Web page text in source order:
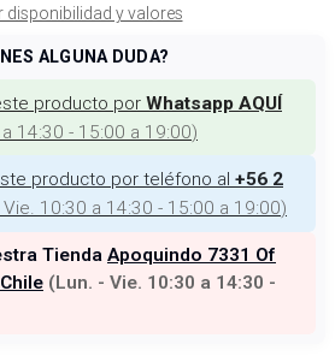
disponibilidad y valores
ALGUNA DUDA?
producto por Whatsapp AQUÍ
14:30 - 15:00 a 19:00)
producto por teléfono al +56 2
Vie. 10:30 a 14:30 - 15:00 a 19:00)
Tienda Apoquindo 7331 Of
(Lun. - Vie. 10:30 a 14:30 -